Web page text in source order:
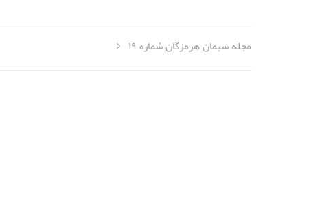
مجله سیمان هرمزگان شماره ۱۹